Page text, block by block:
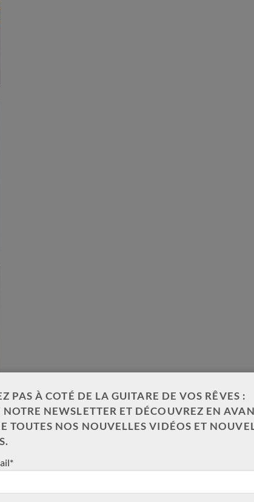
PAS À COTÉ DE LA GUITARE DE VOS RÊVES :
NOTRE NEWSLETTER ET DÉCOUVREZ EN
TOUTES NOS NOUVELLES VIDÉOS ET